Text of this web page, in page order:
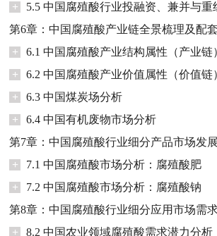
+
5.5 中国腐殖酸行业投融资、兼并与重
第6章：中国腐殖酸产业链全景梳理及配
+
6.1 中国腐殖酸产业结构属性（产业链
+
6.2 中国腐殖酸产业价值属性（价值链
+
6.3 中国煤炭场分析
+
6.4 中国有机废物市场分析
第7章：中国腐殖酸行业细分产品市场发
+
7.1 中国腐殖酸市场分析：腐殖酸肥
+
7.2 中国腐殖酸市场分析：腐殖酸钠
第8章：中国腐殖酸行业细分应用市场需
+
8.2 中国农业领域腐殖酸需求潜力分析